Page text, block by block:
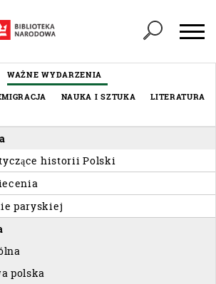
WAŻNE WYDARZENIA
NAUKA I SZTUKA
LITERATURA
historii Polski
paryskiej
polska